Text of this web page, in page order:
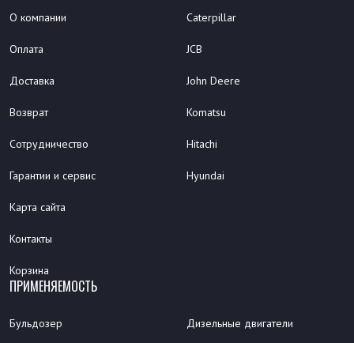
О компании
Оплата
Доставка
Возврат
Сотрудничество
Гарантии и сервис
Карта сайта
Контакты
Корзина
Caterpillar
JCB
John Deere
Komatsu
Hitachi
Hyundai
ПРИМЕНЯЕМОСТЬ
Бульдозер Дизельные двигатели